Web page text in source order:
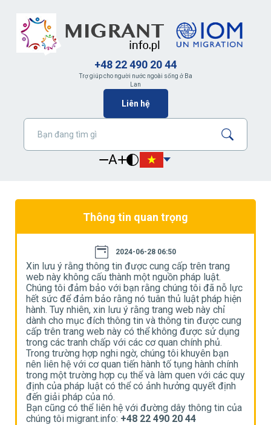
+48 22 490 20 44
Trợ giúp cho người nước ngoài sống ở Ba
Lan
Liên hệ
A
Thông tin quan trọng
2024-06-28 06:50
Xin lưu ý rằng thông tin được cung cấp trên trang
web này không cấu thành một nguồn pháp luật.
Chúng tôi đảm bảo với bạn rằng chúng tôi đã nỗ lực
hết sức để đảm bảo rằng nó tuân thủ luật pháp hiện
hành. Tuy nhiên, xin lưu ý rằng trang web này chỉ
dành cho mục đích thông tin và thông tin được cung
cấp trên trang web này có thể không được sử dụng
trong các tranh chấp với các cơ quan chính phủ.
Trong trường hợp nghi ngờ, chúng tôi khuyên bạn
nên liên hệ với cơ quan tiến hành tố tụng hành chính
trong một trường hợp cụ thể và làm quen với các quy
định của pháp luật có thể có ảnh hưởng quyết định
đến giải pháp của nó.
Bạn cũng có thể liên hệ với đường dây thông tin của
chúng tôi migrant.info: +48 22 490 20 44